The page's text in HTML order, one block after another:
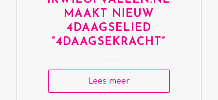
MAAKT NIEUW
4DAAGSELIED
“4DAAGSEKRACHT”
Lees meer